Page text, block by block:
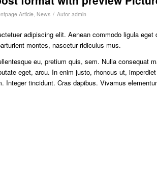
Article, News / Autor admin
adipiscing elit. Aenean commodo ligula
montes, nascetur ridiculus mus.
eu, pretium quis, sem. Nulla consequat
eget, arcu. In enim justo, rhoncus ut,
Integer tincidunt. Cras dapibus. Vivamus